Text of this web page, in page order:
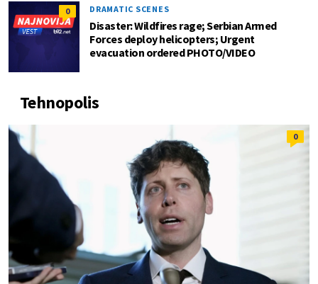
0 DRAMATIC SCENES
Disaster: Wildfires rage; Serbian Armed
Forces deploy helicopters; Urgent
evacuation ordered PHOTO/VIDEO
Tehnopolis
0